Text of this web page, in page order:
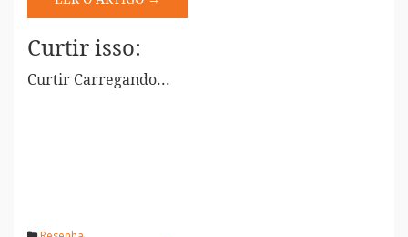
Curtir isso:
Curtir Carregando...